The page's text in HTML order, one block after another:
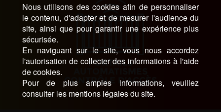
PORTAILS
CONTRÔLE D’ACCÈS
Nous utilisons des cookies afin de personnaliser
le contenu, d'adapter et de mesurer l'audience du
site, ainsi que pour garantir une expérience plus
sécurisée.
En naviguant sur le site, vous nous accordez
l'autorisation de collecter des informations à l'aide
de cookies.
Pour de plus amples informations, veuillez
consulter les mentions légales du site.